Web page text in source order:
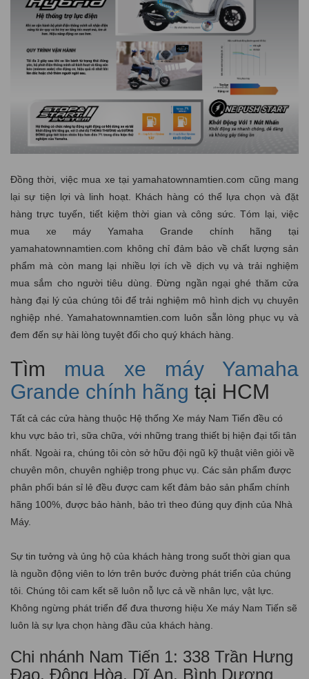
Đồng thời, việc mua xe tại yamahatownnamtien.com cũng mang
lại sự tiện lợi và linh hoạt. Khách hàng có thể lựa chọn và đặt
hàng trực tuyến, tiết kiệm thời gian và công sức. Tóm lại, việc
mua xe máy Yamaha Grande chính hãng tại
yamahatownnamtien.com không chỉ đảm bảo về chất lượng sản
phẩm mà còn mang lại nhiều lợi ích về dịch vụ và trải nghiệm
mua sắm cho người tiêu dùng. Đừng ngần ngại ghé thăm cửa
hàng đại lý của chúng tôi để trải nghiệm mô hình dịch vụ chuyên
nghiệp nhé. Yamahatownnamtien.com luôn sẵn lòng phục vụ và
đem đến sự hài lòng tuyệt đối cho quý khách hàng.
Tìm mua xe máy Yamaha
Grande chính hãng tại HCM
Tất cả các cửa hàng thuộc Hệ thống Xe máy Nam Tiến đều có
khu vực bảo trì, sữa chữa, với những trang thiết bị hiện đại tối tân
nhất. Ngoài ra, chúng tôi còn sở hữu đội ngũ kỹ thuật viên giỏi về
chuyên môn, chuyên nghiệp trong phục vụ. Các sản phẩm được
phân phối bán sỉ lẻ đều được cam kết đảm bảo sản phẩm chính
hãng 100%, được bảo hành, bảo trì theo đúng quy định của Nhà
Máy.
Sự tin tưởng và ủng hộ của khách hàng trong suốt thời gian qua
là nguồn động viên to lớn trên bước đường phát triển của chúng
tôi. Chúng tôi cam kết sẽ luôn nỗ lực cả về nhân lực, vật lực.
Không ngừng phát triển để đưa thương hiệu Xe máy Nam Tiến sẽ
luôn là sự lựa chọn hàng đầu của khách hàng.
Chi nhánh Nam Tiến 1: 338 Trần Hưng
Đạo, Đông Hòa, Dĩ An, Bình Dương